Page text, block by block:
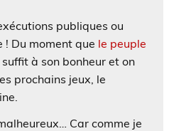
publiques ou
! Du moment que le peuple
suffit à son bonheur et on
prochains jeux, le
Car comme je